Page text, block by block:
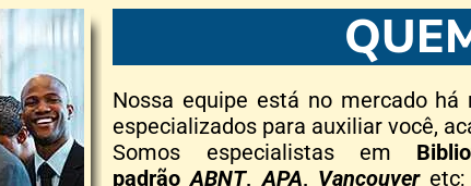
Nossa equipe está no mercado
especializados para auxiliar você,
Somos especialistas em
padrãoABNT,APA, Vancouver